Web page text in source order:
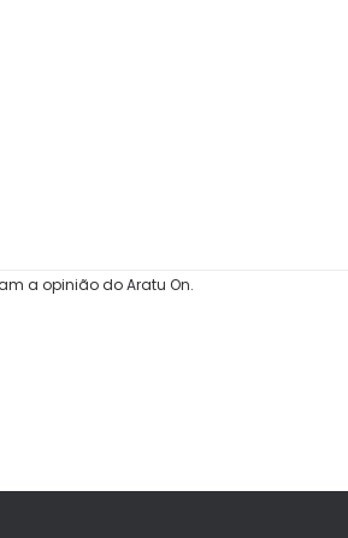
a opinião do Aratu On.